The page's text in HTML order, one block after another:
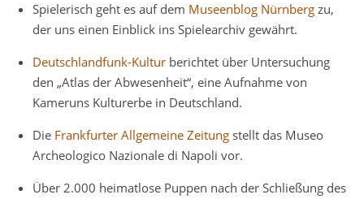
Spielerisch geht es auf dem Museenblog Nürnberg zu,
der uns einen Einblick ins Spielearchiv gewährt.
Deutschlandfunk-Kultur berichtet über Untersuchung
den „Atlas der Abwesenheit“, eine Aufnahme von
Kameruns Kulturerbe in Deutschland.
Die Frankfurter Allgemeine Zeitung stellt das Museo
Archeologico Nazionale di Napoli vor.
Über 2.000 heimatlose Puppen nach der Schließung des